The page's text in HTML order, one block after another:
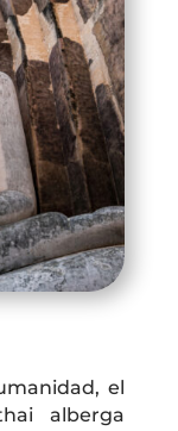
el
alberga